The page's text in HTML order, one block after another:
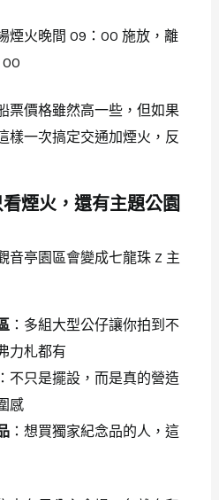
煙火晚間 09：00 施放，離
00
票價格雖然高一些，但如果
樣一次搞定交通加煙火，反
煙火，還有主題公園
音亭園區會變成七龍珠 Z 主
：多組大型公仔讓你拍到不
力札都有
：不只是擺設，而是真的營造
感
：想買獨家紀念品的人，這